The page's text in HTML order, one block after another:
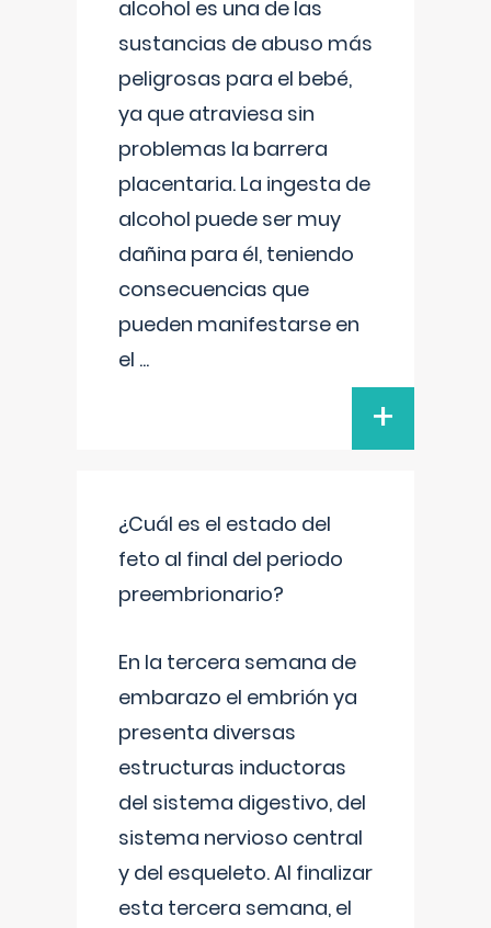
alcohol es una de las
sustancias de abuso más
peligrosas para el bebé,
ya que atraviesa sin
problemas la barrera
placentaria. La ingesta de
alcohol puede ser muy
dañina para él, teniendo
consecuencias que
pueden manifestarse en
el ...
+
¿Cuál es el estado del
feto al final del periodo
preembrionario?
En la tercera semana de
embarazo el embrión ya
presenta diversas
estructuras inductoras
del sistema digestivo, del
sistema nervioso central
y del esqueleto. Al finalizar
esta tercera semana, el